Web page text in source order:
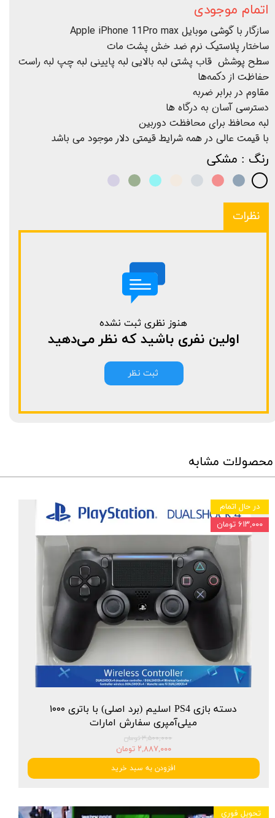
اتمام موجودی
سازگار با گوشی موبایل Apple iPhone 11Pro max
ساختار پلاستیک نرم ضد خش پشت مات
سطح پوشش قاب پشتی لبه بالایی لبه پایینی لبه چپ لبه راست
حفاظت از دکمه‌ها
مقاوم در برابر ضربه
دسترسی آسان به درگاه ها
لبه محافظ برای محافظت دوربین
با قیمت عالی در همه شرایط قیمتی دلار موجود می باشد
رنگ : مشکی
نظرات
هنوز نظری ثبت نشده
اولین نفری باشید که نظر می‌دهید
ثبت نظر
محصولات مشابه
دسته بازی PS4 اسلیم (برد اصلی) با باتری ۱۰۰۰
میلی‌آمپری سفارش امارات
۳,۵۰۰,۰۰۰ تومان
۲,۸۸۷,۰۰۰ تومان
افزودن به سبد خرید
در حال اتمام
۶۱۳,۰۰۰ تومان
تحویل فوری